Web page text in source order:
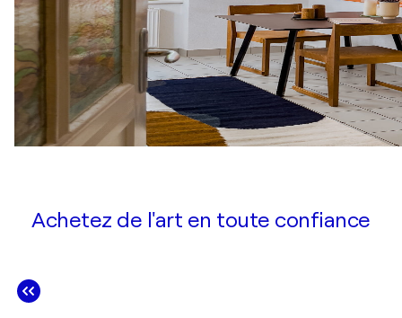
Achetez de l'art en toute confiance